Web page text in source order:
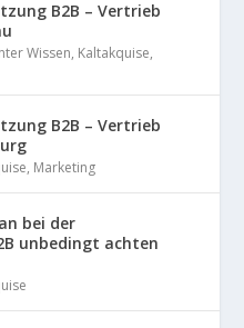
B2B – Vertrieb
Wissen, Kaltakquise,
B2B – Vertrieb
, Marketing
bei der
unbedingt achten